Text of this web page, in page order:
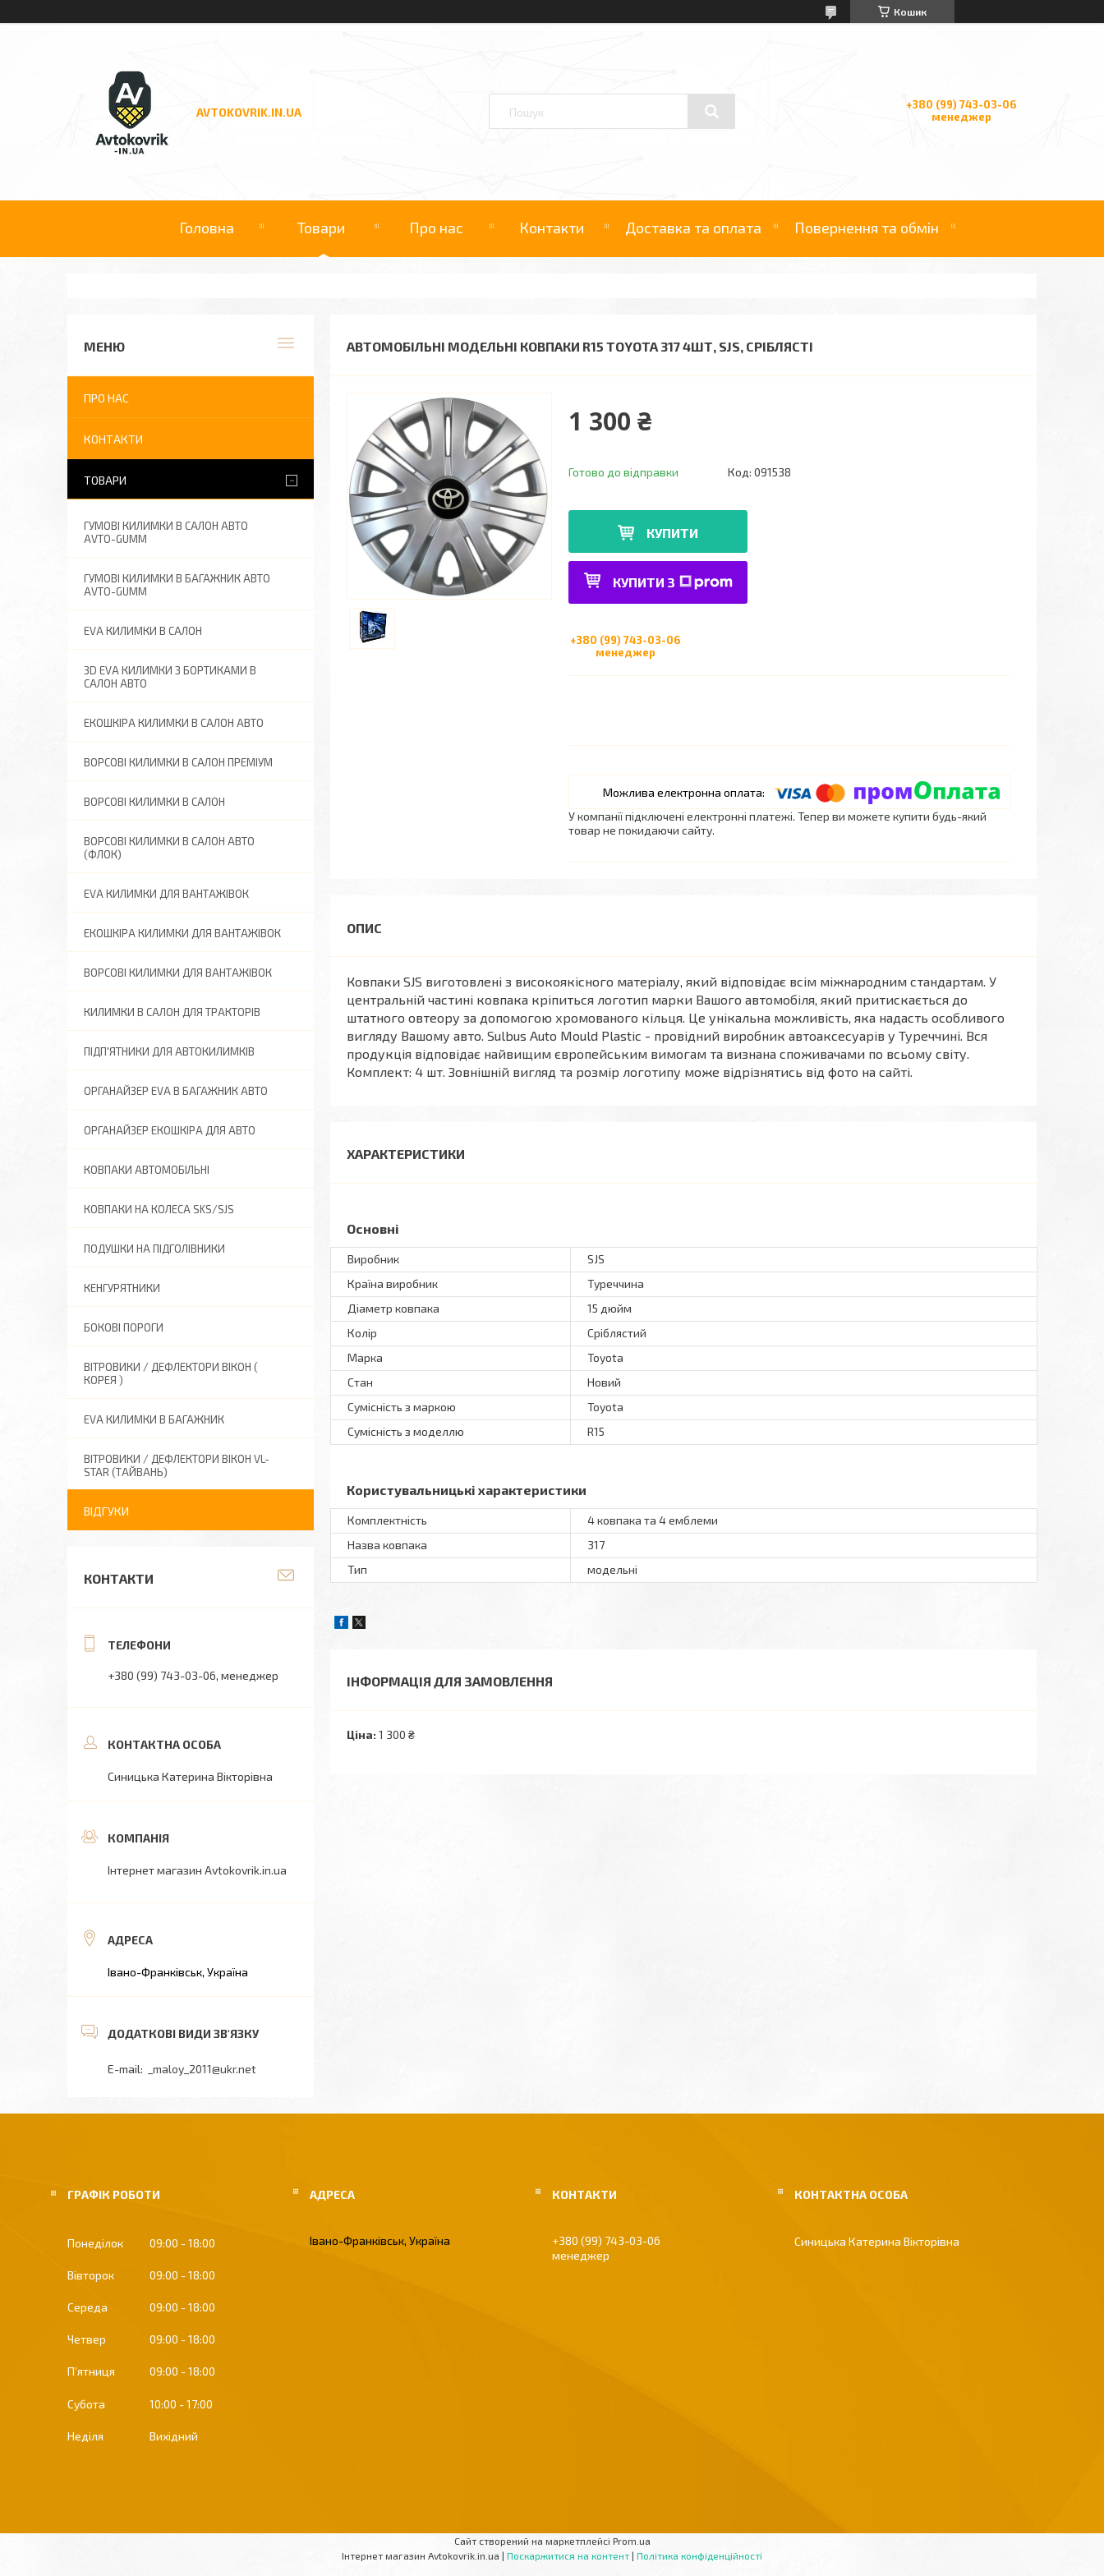
Кошик
AVTOKOVRIK.IN.UA
+380 (99) 743-03-06
менеджер
Головна Товари Про нас Контакти Доставка та оплата Повернення та обмін
АВТОМОБІЛЬНІ МОДЕЛЬНІ КОВПАКИ R15 TOYOTA 317 4ШТ, SJS, СРІБЛЯСТІ
1 300 ₴
Готово до відправки Код: 091538
КУПИТИ
КУПИТИ З
+380 (99) 743-03-06
менеджер
У компанії підключені електронні платежі. Тепер ви можете купити будь-який
товар не покидаючи сайту.
Ковпаки SJS виготовлені з високоякісного матеріалу, який відповідає всім міжнародним стандартам. У
центральній частині ковпака кріпиться логотип марки Вашого автомобіля, який притискається до
штатного овтеору за допомогою хромованого кільця. Це унікальна можливість, яка надасть особливого
вигляду Вашому авто. Sulbus Auto Mould Plastic - провідний виробник автоаксесуарів у Туреччині. Вся
продукція відповідає найвищим європейським вимогам та визнана споживачами по всьому світу.
Комплект: 4 шт. Зовнішній вигляд та розмір логотипу може відрізнятись від фото на сайті.
ХАРАКТЕРИСТИКИ
Основні
Виробник
SJS
Країна виробник
Туреччина
Діаметр ковпака
15 дюйм
Колір
Сріблястий
Марка
Toyota
Стан
Новий
Сумісність з маркою
Toyota
Сумісність з моделлю
R15
Користувальницькі характеристики
Комплектність
4 ковпака та 4 емблеми
Назва ковпака
317
Тип
модельні
ІНФОРМАЦІЯ ДЛЯ ЗАМОВЛЕННЯ
Ціна: 1 300 ₴
ПРО НАС
КОНТАКТИ
ТОВАРИ
ГУМОВІ КИЛИМКИ В САЛОН АВТО
AVTO-GUMM
ГУМОВІ КИЛИМКИ В БАГАЖНИК АВТО
AVTO-GUMM
EVA КИЛИМКИ В САЛОН
3D EVA КИЛИМКИ З БОРТИКАМИ В
САЛОН АВТО
ЕКОШКІРА КИЛИМКИ В САЛОН АВТО
ВОРСОВІ КИЛИМКИ В САЛОН ПРЕМІУМ
ВОРСОВІ КИЛИМКИ В САЛОН
ВОРСОВІ КИЛИМКИ В САЛОН АВТО
(ФЛОК)
EVA КИЛИМКИ ДЛЯ ВАНТАЖІВОК
ЕКОШКІРА КИЛИМКИ ДЛЯ ВАНТАЖІВОК
ВОРСОВІ КИЛИМКИ ДЛЯ ВАНТАЖІВОК
КИЛИМКИ В САЛОН ДЛЯ ТРАКТОРІВ
ПІДП'ЯТНИКИ ДЛЯ АВТОКИЛИМКІВ
ОРГАНАЙЗЕР EVA В БАГАЖНИК АВТО
ОРГАНАЙЗЕР ЕКОШКІРА ДЛЯ АВТО
КОВПАКИ АВТОМОБІЛЬНІ
КОВПАКИ НА КОЛЕСА SKS/SJS
ПОДУШКИ НА ПІДГОЛІВНИКИ
КЕНГУРЯТНИКИ
БОКОВІ ПОРОГИ
ВІТРОВИКИ / ДЕФЛЕКТОРИ ВІКОН (
КОРЕЯ )
EVA КИЛИМКИ В БАГАЖНИК
ВІТРОВИКИ / ДЕФЛЕКТОРИ ВІКОН VL-
STAR (ТАЙВАНЬ)
ВІДГУКИ
КОНТАКТИ
+380 (99) 743-03-06 менеджер
Синицька Катерина Вікторівна
Інтернет магазин Avtokovrik.in.ua
Івано-Франківськ, Україна
_maloy_2011@ukr.net
ГРАФІК РОБОТИ
Понеділок 09:00 18:00
Вівторок 09:00 18:00
Середа 09:00 18:00
Четвер 09:00 18:00
Пʼятниця 09:00 18:00
Субота 10:00 17:00
Неділя Вихідний
Івано-Франківськ, Україна
+380 (99) 743-03-06
менеджер
Синицька Катерина Вікторівна
Сайт створений на маркетплейсі Prom.ua
Інтернет магазин Avtokovrik.in.ua | Поскаржитися на контент | Політика конфіденційності